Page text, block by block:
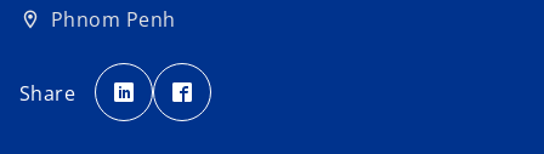
location_on Phnom Penh
Share
o
p
e
n
p
e